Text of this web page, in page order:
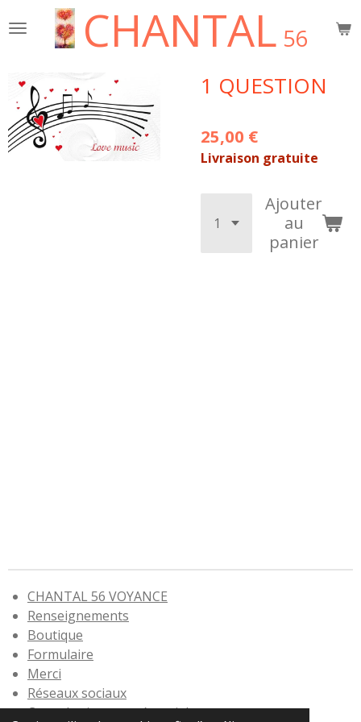
au
CHANTAL 56
1 QUESTION
25,00 €
Livraison gratuite
Ajouter
au
panier
CHANTAL 56 VOYANCE
Renseignements
Boutique
Formulaire
Merci
Réseaux sociaux
Consultation en présentiel